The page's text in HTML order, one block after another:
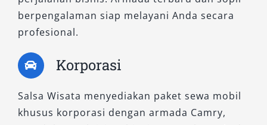
berpengalaman siap melayani Anda secara
profesional.
Korporasi
Salsa Wisata menyediakan paket sewa mobil
khusus korporasi dengan armada Camry,